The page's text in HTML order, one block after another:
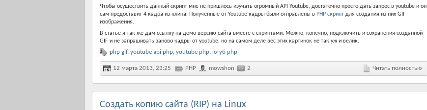
Чтобы осуществить данный скрипт мне не пришлось изучать огромный API Youtube, достаточно просто дать запрос в youtube и он
сам предоставит 4 кадра из клипа. Полученные от Youtube кадры были отправлены в PHP скрипт для создания из них GIF-
изображения.
В статье я так же дам ссылку на демо версию сайта вместе с скриптами. Можно, конечно, подключить и сохранения созданной
GIF и не запрашивать заново кадры от youtube, но на самом деле вес этих картинок не так уж и велик.
php gif, youtube api php, youtube php, ютуб php
12 марта 2013, 23:25 PHP mowshon 2 Читать полностью
Создать копию сайта (RIP) на Linux